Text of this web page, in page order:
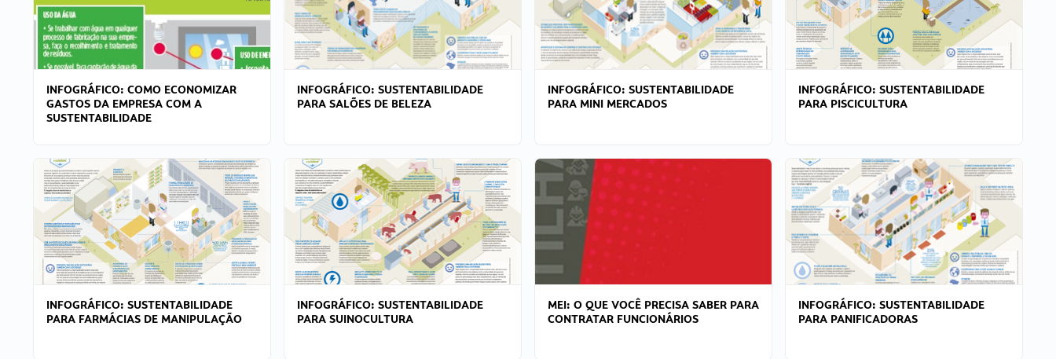
INFOGRÁFICO: COMO ECONOMIZAR
GASTOS DA EMPRESA COM A
SUSTENTABILIDADE
INFOGRÁFICO: SUSTENTABILIDADE
PARA SALÕES DE BELEZA
INFOGRÁFICO: SUSTENTABILIDADE
PARA MINI MERCADOS
INFOGRÁFICO: SUSTENTABILIDADE
PARA PISCICULTURA
INFOGRÁFICO: SUSTENTABILIDADE
PARA FARMÁCIAS DE MANIPULAÇÃO
INFOGRÁFICO: SUSTENTABILIDADE
PARA SUINOCULTURA
MEI: O QUE VOCÊ PRECISA SABER PARA
CONTRATAR FUNCIONÁRIOS
INFOGRÁFICO: SUSTENTABILIDADE
PARA PANIFICADORAS